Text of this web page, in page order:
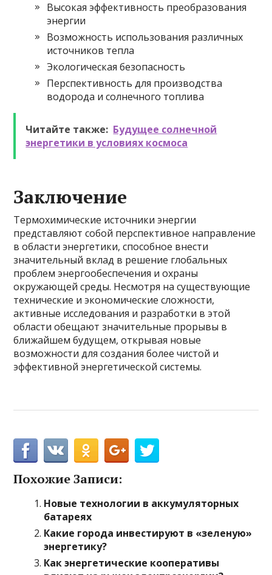
Высокая эффективность преобразования
энергии
Возможность использования различных
источников тепла
Экологическая безопасность
Перспективность для производства
водорода и солнечного топлива
Читайте также: Будущее солнечной
энергетики в условиях космоса
Заключение
Термохимические источники энергии
представляют собой перспективное направление
в области энергетики, способное внести
значительный вклад в решение глобальных
проблем энергообеспечения и охраны
окружающей среды. Несмотря на существующие
технические и экономические сложности,
активные исследования и разработки в этой
области обещают значительные прорывы в
ближайшем будущем, открывая новые
возможности для создания более чистой и
эффективной энергетической системы.
Похожие Записи:
Новые технологии в аккумуляторных
батареях
Какие города инвестируют в «зеленую»
энергетику?
Как энергетические кооперативы